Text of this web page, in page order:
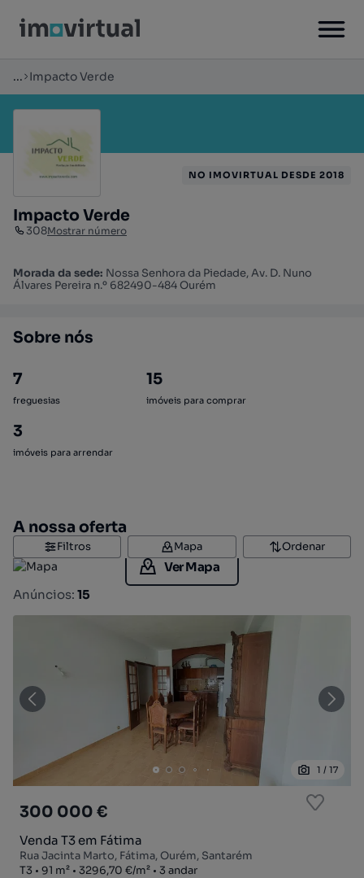
... Impacto Verde
Impacto Verde
308Mostrar número
Morada da sede: Nossa Senhora da Piedade, Av. D. Nuno
Álvares Pereira n.º 682490-484 Ourém
NO IMOVIRTUAL DESDE 2018
Sobre nós
7
freguesias
15
imóveis para comprar
3
imóveis para arrendar
A nossa oferta
Filtros Mapa Ordenar
Ver Mapa
Anúncios: 15
1 / 17
300 000 €
Venda T3 em Fátima
Rua Jacinta Marto, Fátima, Ourém, Santarém
Tipologia
T3
Zona91 m²
Preço por metro quadrado
3296,70 €/m²
Andar
3 andar